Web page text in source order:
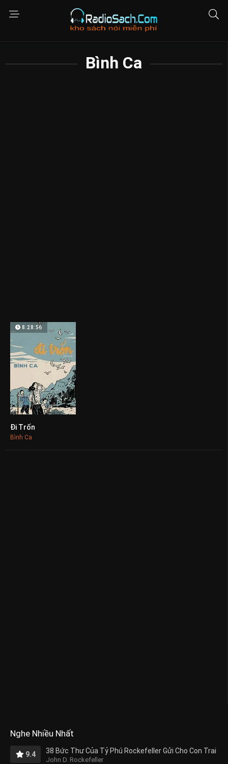
Bình Ca
8:28:56
Đi Trốn
Bình Ca
Nghe Nhiều Nhất
9.4 38 Bức Thư Của Tỷ Phú Rockefeller Gửi Cho Con Trai
John D. Rockefeller